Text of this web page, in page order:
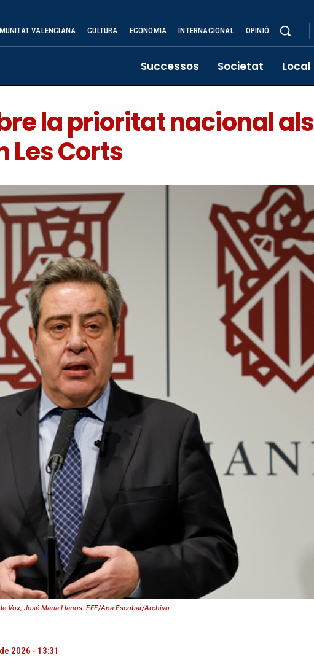
VALENCIANA CULTURA ECONOMIA INTERNACIONAL OPINIÓ
Successos Societat Local
la prioritat nacional als
Les Corts
Vox, José María Llanos. EFE/Ana Escobar/Archivo
2026 - 13:31